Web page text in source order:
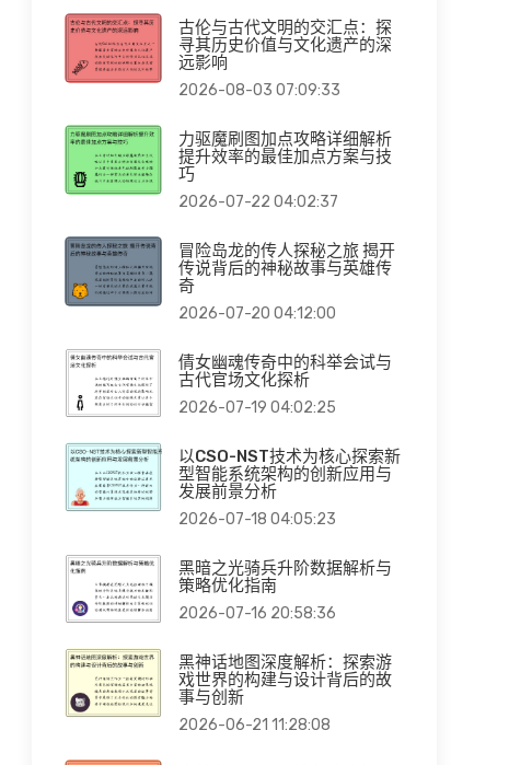
古伦与古代文明的交汇点：探
寻其历史价值与文化遗产的深
远影响
2026-08-03 07:09:33
力驱魔刷图加点攻略详细解析
提升效率的最佳加点方案与技
巧
2026-07-22 04:02:37
冒险岛龙的传人探秘之旅 揭开
传说背后的神秘故事与英雄传
奇
2026-07-20 04:12:00
倩女幽魂传奇中的科举会试与
古代官场文化探析
2026-07-19 04:02:25
以CSO-NST技术为核心探索新
型智能系统架构的创新应用与
发展前景分析
2026-07-18 04:05:23
黑暗之光骑兵升阶数据解析与
策略优化指南
2026-07-16 20:58:36
黑神话地图深度解析：探索游
戏世界的构建与设计背后的故
事与创新
2026-06-21 11:28:08